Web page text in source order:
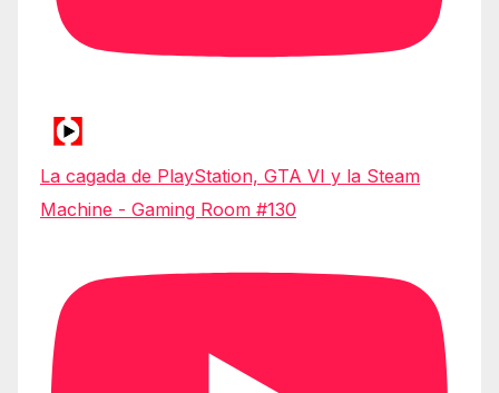
La cagada de PlayStation, GTA VI y la Steam
Machine - Gaming Room #130